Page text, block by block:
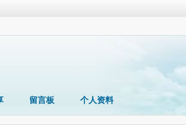
留言板 个人资料